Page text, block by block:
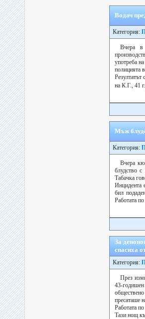
Водач
Категория:
Вчера в
употреба
полицията
на К.Г., 41
Мъж
Категория:
Вчера
блудство
Табачка
Инцидента
бил
Работата
За
спасиха
Категория:
През
43-
пресаташе
Работата
Тази нощ